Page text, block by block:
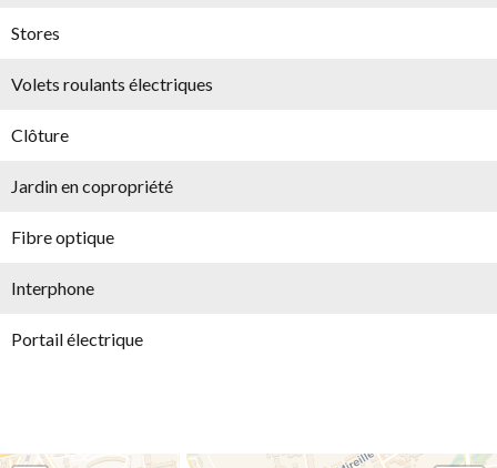
Stores
Volets roulants électriques
Clôture
Jardin en copropriété
Fibre optique
Interphone
Portail électrique